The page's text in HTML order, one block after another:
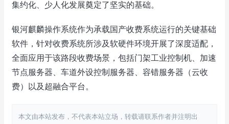
集约化、少人化发展奠定了坚实的基础。
银河麒麟操作系统作为承载国产收费系统运行的关键基础
软件，针对收费系统所涉及软硬件环境开展了深度适配，
全面应用于该路段收费场景，包括门架工业控制机、加速
节点服务器、车道外设控制服务器、容错服务器（云收
费）以及超融合平台。
本文由本站发布，不代表本站立场，转载请联系作者并注明出